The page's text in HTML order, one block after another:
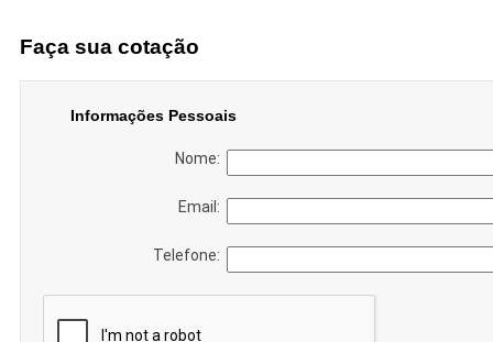
Faça sua cotação
Informações Pessoais
Nome:
Email:
Telefone: